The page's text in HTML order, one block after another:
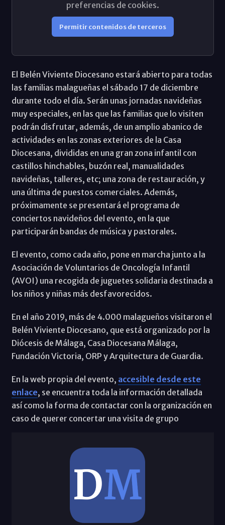
preferencias de cookies.
Permitir contenidos de terceros
El Belén Viviente Diocesano estará abierto para todas
las familias malagueñas el sábado 17 de diciembre
durante todo el día. Serán unas jornadas navideñas
muy especiales, en las que las familias que lo visiten
podrán disfrutar, además, de un amplio abanico de
actividades en las zonas exteriores de la Casa
Diocesana, divididas en una gran zona infantil con
castillos hinchables, buzón real, manualidades
navideñas, talleres, etc; una zona de restauración, y
una última de puestos comerciales. Además,
próximamente se presentará el programa de
conciertos navideños del evento, en la que
participarán bandas de música y pastorales.
El evento, como cada año, pone en marcha junto a la
Asociación de Voluntarios de Oncología Infantil
(AVOI) una recogida de juguetes solidaria destinada a
los niños y niñas más desfavorecidos.
En el año 2019, más de 4.000 malagueños visitaron el
Belén Viviente Diocesano, que está organizado por la
Diócesis de Málaga, Casa Diocesana Málaga,
Fundación Victoria, ORP y Arquitectura de Guardia.
En la web propia del evento, accesible desde este
enlace, se encuentra toda la información detallada
así como la forma de contactar con la organización en
caso de querer concertar una visita de grupo